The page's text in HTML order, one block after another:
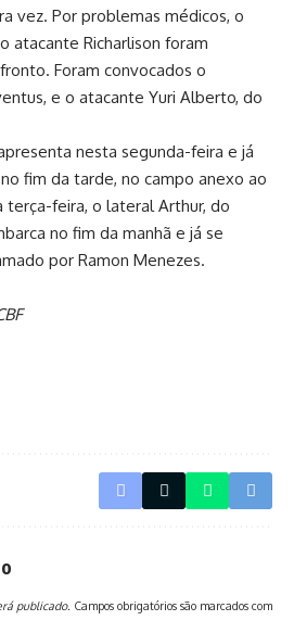
vez. Por problemas médicos, o
atacante Richarlison foram
Foram convocados o
e o atacante Yuri Alberto, do
nesta segunda-feira e já
fim da tarde, no campo anexo ao
terça-feira, o lateral Arthur, do
no fim da manhã e já se
por Ramon Menezes.
publicado. Campos obrigatórios são marcados com